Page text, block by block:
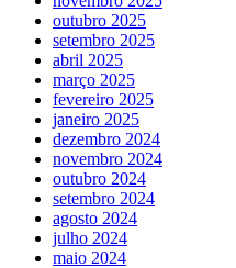
outubro 2025
setembro 2025
abril 2025
março 2025
fevereiro 2025
janeiro 2025
dezembro 2024
novembro 2024
outubro 2024
setembro 2024
agosto 2024
julho 2024
maio 2024